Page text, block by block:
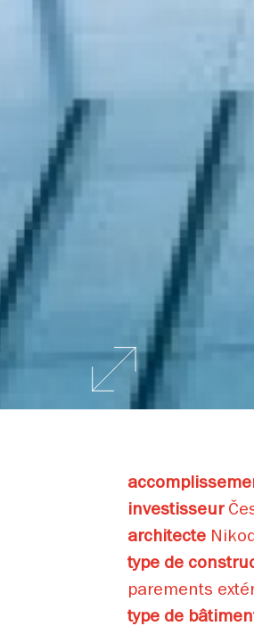
investisseur
architecte
type de
parements
type de